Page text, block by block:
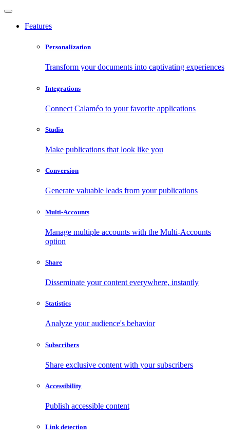
Features
Personalization
Transform your documents into captivating experiences
Integrations
Connect Calaméo to your favorite applications
Studio
Make publications that look like you
Conversion
Generate valuable leads from your publications
Multi-Accounts
Manage multiple accounts with the Multi-Accounts
option
Share
Disseminate your content everywhere, instantly
Statistics
Analyze your audience's behavior
Subscribers
Share exclusive content with your subscribers
Accessibility
Publish accessible content
Link detection